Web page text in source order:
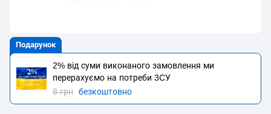
Подарунок
2% від суми виконаного замовлення ми
перерахуємо на потреби 3CУ
8 грн безкоштовно